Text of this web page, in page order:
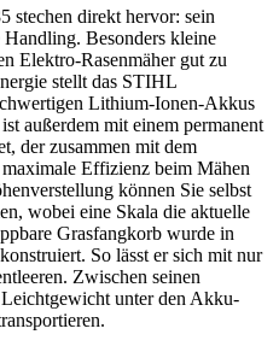
stechen direkt hervor: sein
Besonders kleine
Elektro-Rasenmäher gut zu
stellt das STIHL
Lithium-Ionen-Akkus
außerdem mit einem permanent
der zusammen mit dem
Effizienz beim Mähen
können Sie selbst
wobei eine Skala die aktuelle
Grasfangkorb wurde in
So lässt er sich mit nur
Zwischen seinen
Leichtgewicht unter den Akku-